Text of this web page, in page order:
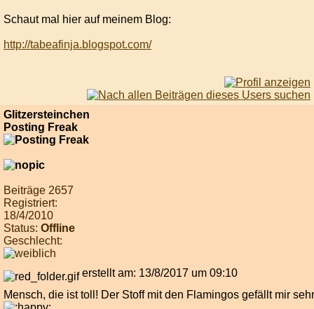
Schaut mal hier auf meinem Blog:
http://tabeafinja.blogspot.com/
Glitzersteinchen
Posting Freak
Beiträge 2657
Registriert:
18/4/2010
Status: Offline
Geschlecht:
erstellt am: 13/8/2017 um 09:10
Mensch, die ist toll! Der Stoff mit den Flamingos gefällt mir